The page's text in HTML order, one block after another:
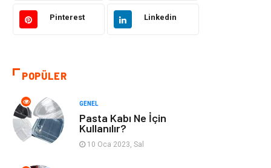
Kültür Organizasyon
Finans & Ekonomi
Bilgisayar &
Yazılım
Pinterest Linkedin
POPÜLER
GENEL
Pasta Kabı Ne İçin
Kullanılır?
10 Oca 2023, Sal